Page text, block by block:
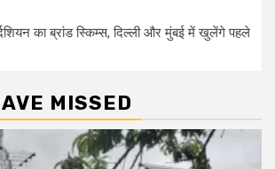
का ब्रांड स्किम्स, दिल्ली और मुंबई में खुलेंगे पहले
MISSED